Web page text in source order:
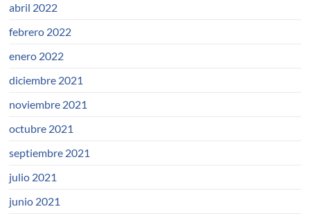
abril 2022
febrero 2022
enero 2022
diciembre 2021
noviembre 2021
octubre 2021
septiembre 2021
julio 2021
junio 2021